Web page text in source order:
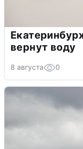
вернут воду
8 августа 0